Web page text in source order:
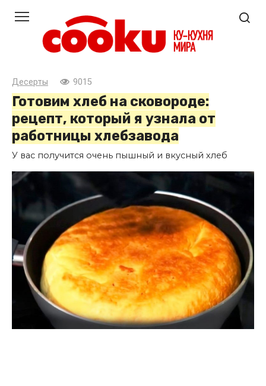
контенту
Десерты 9015
Готовим хлеб на сковороде:
рецепт, который я узнала от
работницы хлебзавода
У вас получится очень пышный и вкусный хлеб